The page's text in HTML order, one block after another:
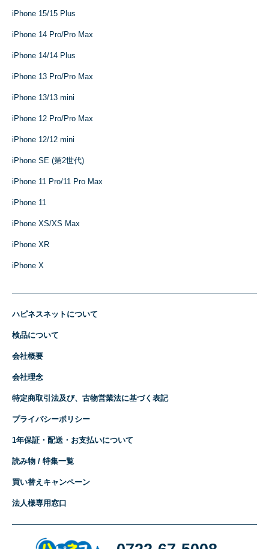
iPhone 15/15 Plus
iPhone 14 Pro/Pro Max
iPhone 14/14 Plus
iPhone 13 Pro/Pro Max
iPhone 13/13 mini
iPhone 12 Pro/Pro Max
iPhone 12/12 mini
iPhone SE (第2世代)
iPhone 11 Pro/11 Pro Max
iPhone 11
iPhone XS/XS Max
iPhone XR
iPhone X
ハピネスネットについて
検品について
会社概要
会社理念
特定商取引法及び、古物営業法に基づく表記
プライバシーポリシー
1年保証・配送・お支払いについて
読み物 / 特集一覧
買い替えキャンペーン
法人様専用窓口